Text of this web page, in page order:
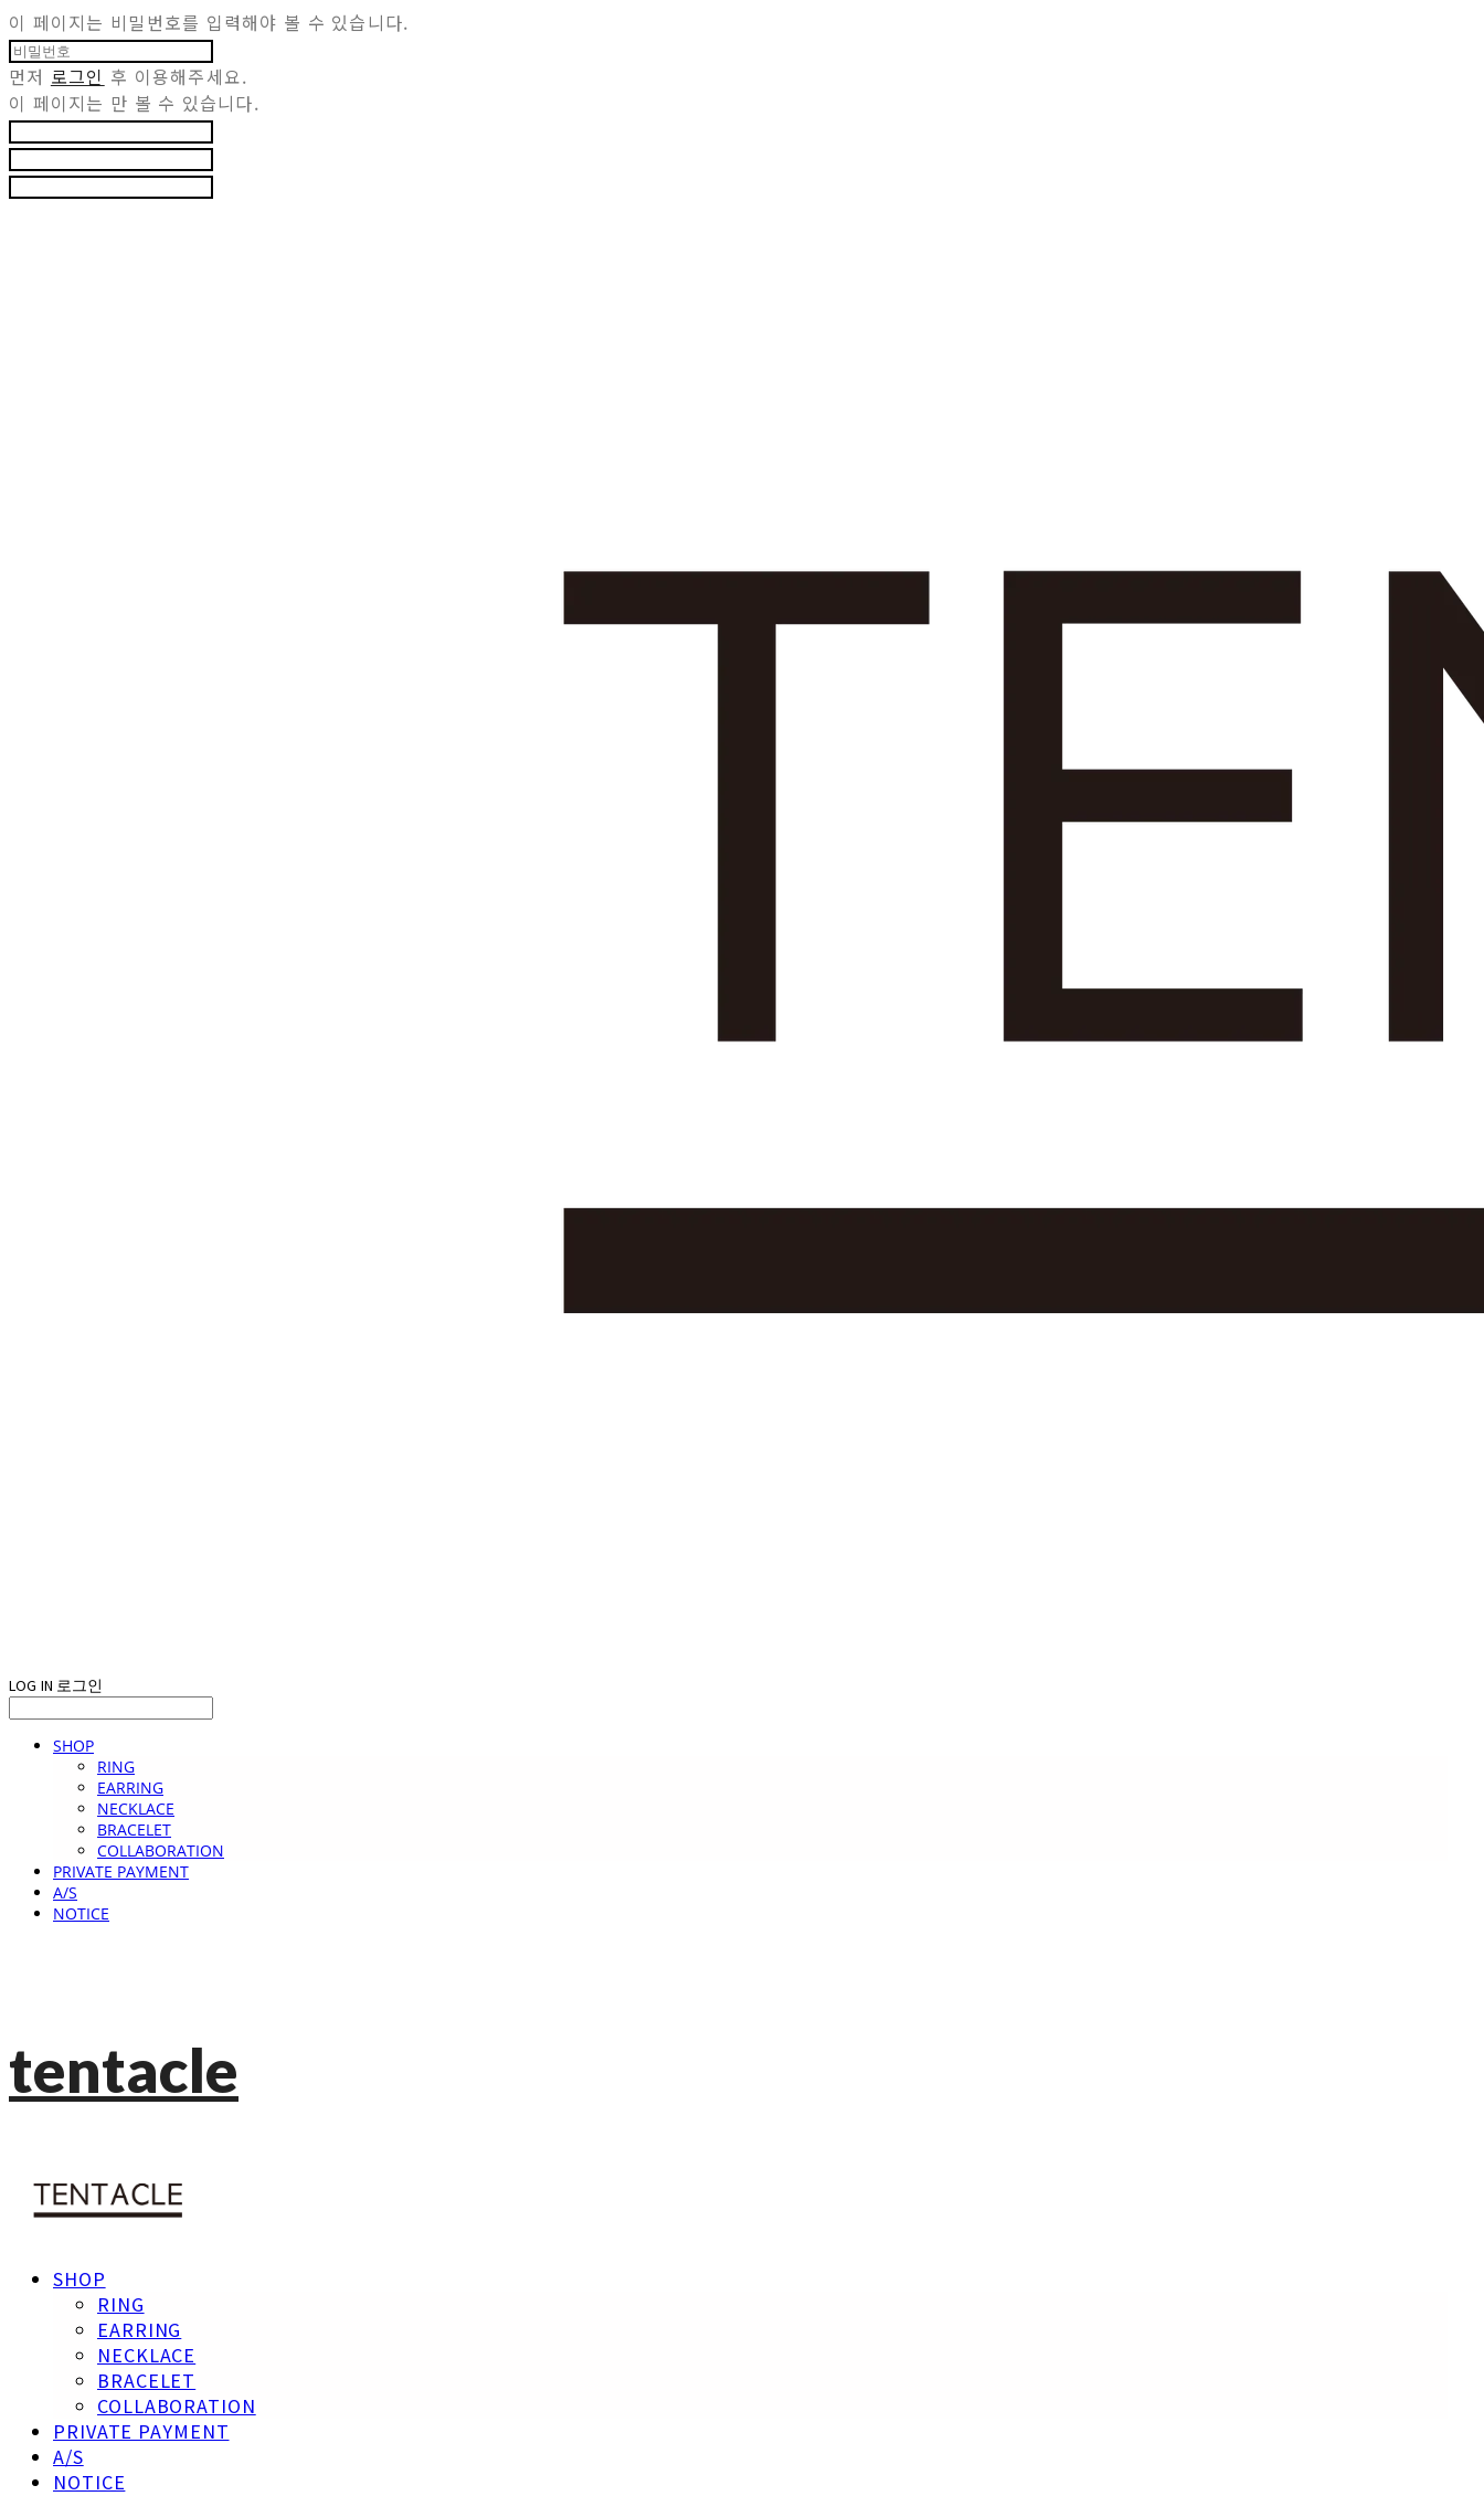
이 페이지는 비밀번호를 입력해야 볼 수 있습니다.
먼저 로그인 후 이용해주세요.
이 페이지는 만 볼 수 있습니다.
LOG IN 로그인
SHOP
RING
EARRING
NECKLACE
BRACELET
COLLABORATION
PRIVATE PAYMENT
A/S
NOTICE
tentacle
SHOP
RING
EARRING
NECKLACE
BRACELET
COLLABORATION
PRIVATE PAYMENT
A/S
NOTICE